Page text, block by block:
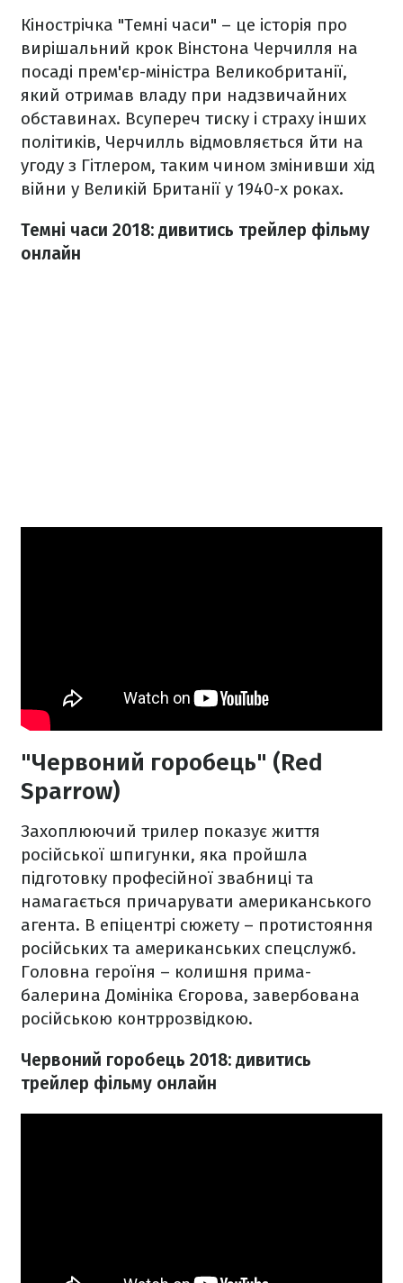
Кінострічка "Темні часи" – це історія про
вирішальний крок Вінстона Черчилля на
посаді прем'єр-міністра Великобританії,
який отримав владу при надзвичайних
обставинах. Всупереч тиску і страху інших
політиків, Черчилль відмовляється йти на
угоду з Гітлером, таким чином змінивши хід
війни у Великій Британії у 1940-х роках.
Темні часи 2018: дивитись трейлер фільму
онлайн
"Червоний горобець" (Red
Sparrow)
Захоплюючий трилер показує життя
російської шпигунки, яка пройшла
підготовку професійної звабниці та
намагається причарувати американського
агента. В епіцентрі сюжету – протистояння
російських та американських спецслужб.
Головна героїня – колишня прима-
балерина Домініка Єгорова, завербована
російською контррозвідкою.
Червоний горобець 2018: дивитись
трейлер фільму онлайн